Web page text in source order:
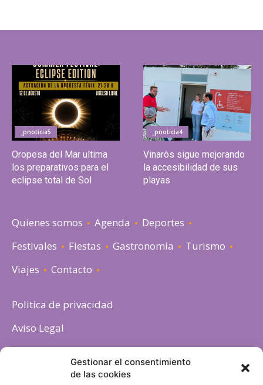
Gestionar el consentimiento
de las cookies
_pnoticia5
Oropesa del Mar ultima
los preparativos para el
eclipse total de Sol
_pnoticia4
Vinaròs sigue mejorando
la accesibilidad de sus
playas
Quienes somos Agenda
Deportes
Festivales
Fiestas Gastronomia
Turismo
Viajes
Contacto
Politica de privacidad
Aviso Legal
Política de cookies